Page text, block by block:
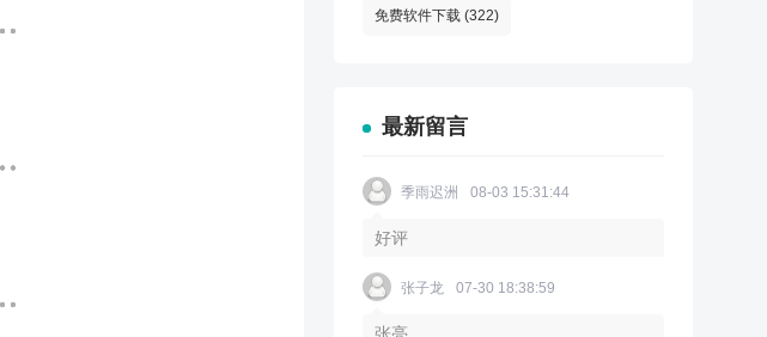
免费软件下载 (322)
最新留言
季雨迟洲 08-03 15:31:44
好评
张子龙 07-30 18:38:59